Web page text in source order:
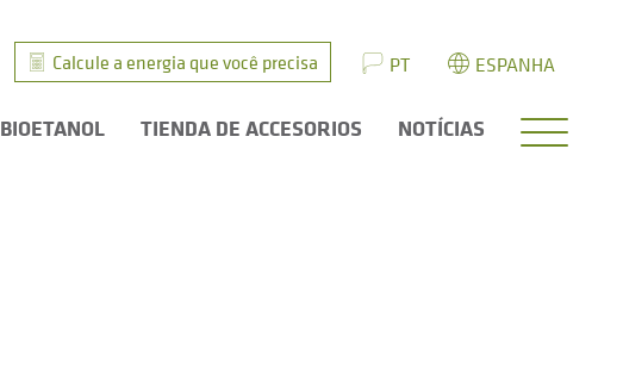
Calcule a energia que você precisa PT ESPANHA
BIOETANOL TIENDA DE ACCESORIOS NOTÍCIAS